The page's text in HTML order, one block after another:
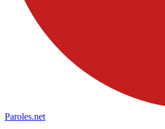
Paroles.net